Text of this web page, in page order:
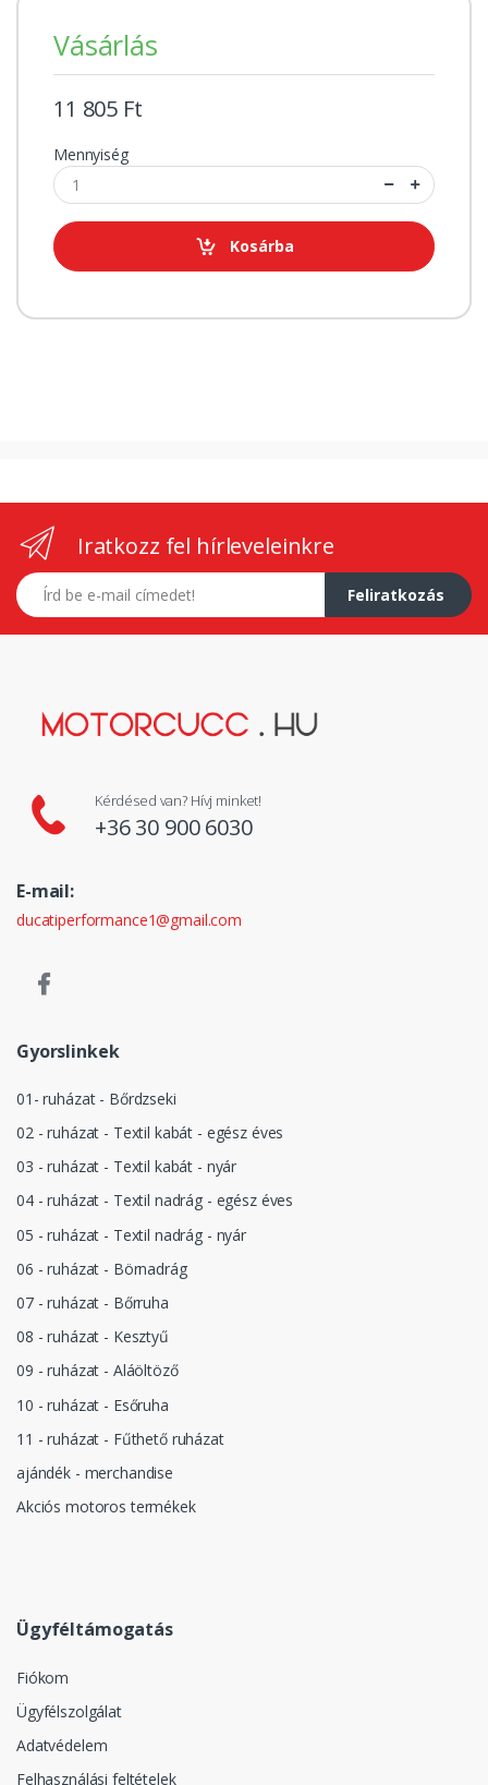
Vásárlás
11 805 Ft
Mennyiség
Kosárba
Iratkozz fel hírleveleinkre
E-mail címed
Feliratkozás
Kérdésed van? Hívj minket!
+36 30 900 6030
E-mail:
ducatiperformance1@gmail.com
Gyorslinkek
01- ruházat - Bőrdzseki
02 - ruházat - Textil kabát - egész éves
03 - ruházat - Textil kabát - nyár
04 - ruházat - Textil nadrág - egész éves
05 - ruházat - Textil nadrág - nyár
06 - ruházat - Börnadrág
07 - ruházat - Bőrruha
08 - ruházat - Kesztyű
09 - ruházat - Aláöltöző
10 - ruházat - Esőruha
11 - ruházat - Fűthető ruházat
ajándék - merchandise
Akciós motoros termékek
Ügyféltámogatás
Fiókom
Ügyfélszolgálat
Adatvédelem
Felhasználási feltételek